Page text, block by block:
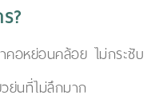
?
อหย่อนคล้อย ไม่กระชับ
ย่นที่ไม่ลึกมาก